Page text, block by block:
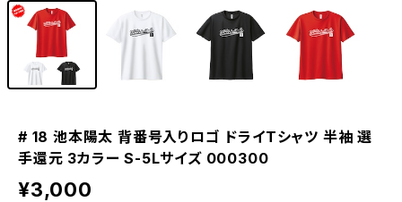
# 18 池本陽太 背番号入りロゴ ドライTシャツ 半袖 選
手還元 3カラー S-5Lサイズ 000300
¥3,000